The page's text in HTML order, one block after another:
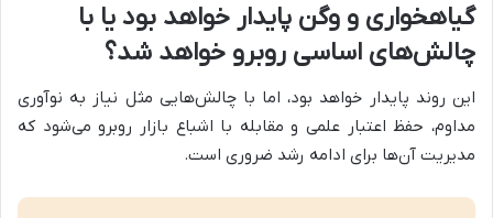
گیاهخواری و وگن پایدار خواهد بود یا با
چالش‌های اساسی روبرو خواهد شد؟
این روند پایدار خواهد بود، اما با چالش‌هایی مثل نیاز به نوآوری
مداوم، حفظ اعتبار علمی و مقابله با اشباع بازار روبرو می‌شود که
مدیریت آن‌ها برای ادامه رشد ضروری است.